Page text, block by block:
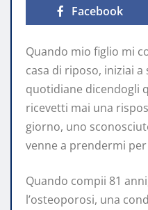
Facebook
Quando mio figlio mi
casa di riposo, iniziai
quotidiane dicendogli
ricevetti mai una
giorno, uno
venne a prendermi
Quando compii 81
l’osteoporosi, una